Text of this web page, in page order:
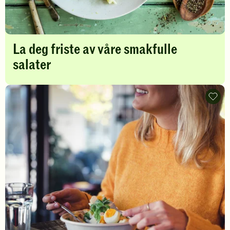
La deg friste av våre smakfulle
salater
Sunn
for
én?
legg
til